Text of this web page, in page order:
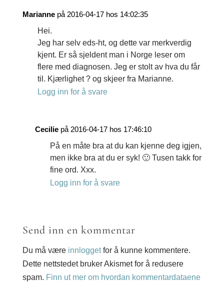
Marianne på 2016-04-17 hos 14:02:35
Hei.
Jeg har selv eds-ht, og dette var merkverdig
kjent. Er så sjeldent man i Norge leser om
flere med diagnosen. Jeg er stolt av hva du får
til. Kjærlighet ? og skjeer fra Marianne.
Logg inn for å svare
Cecilie på 2016-04-17 hos 17:46:10
På en måte bra at du kan kjenne deg igjen,
men ikke bra at du er syk! 🙂 Tusen takk for
fine ord. Xxx.
Logg inn for å svare
Send inn en kommentar
Du må være innloggetfor å kunne kommentere.
Dette nettstedet bruker Akismet for å redusere
spam. Finn ut mer om hvordan kommentardataene